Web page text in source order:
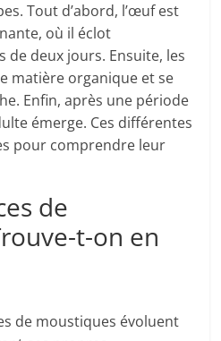
Tout d’abord, l’œuf est
où il éclot
de deux jours. Ensuite, les
matière organique et se
Enfin, après une période
émerge. Ces différentes
pour comprendre leur
de
t-on en
de moustiques évoluent